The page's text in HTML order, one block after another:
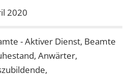
2020
- Aktiver Dienst, Beamte
Anwärter,